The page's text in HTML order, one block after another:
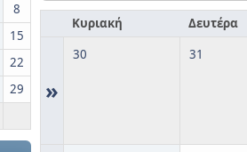
8
15
22
29
Κυριακή Δευτέρα
»
30 31